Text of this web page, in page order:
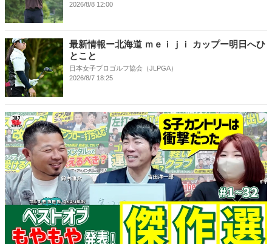
2026/8/8 12:00
最新情報ー北海道 ｍｅｉｊｉ カップー明日へひ
とこと
日本女子プロゴルフ協会（JLPGA）
2026/8/7 18:25